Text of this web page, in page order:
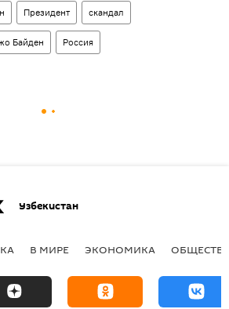
Президент скандал
Байден Россия
Узбекистан
В МИРЕ ЭКОНОМИКА